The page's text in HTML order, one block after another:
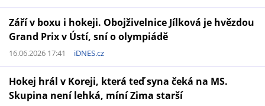
Září v boxu i hokeji. Obojživelnice Jílková je hvězdou
Grand Prix v Ústí, sní o olympiádě
16.06.2026 17:41 iDNES.cz
Hokej hrál v Koreji, která teď syna čeká na MS.
Skupina není lehká, míní Zima starší